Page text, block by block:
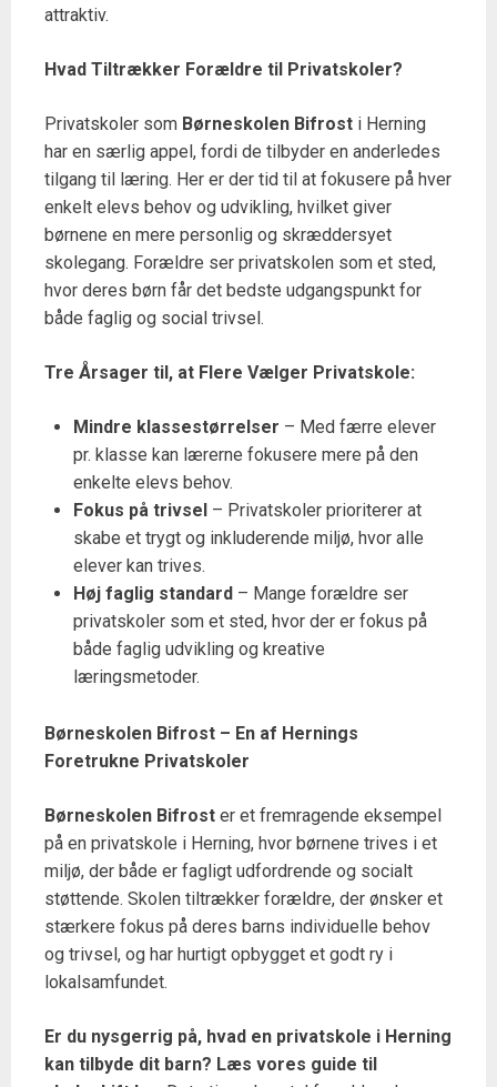
attraktiv.
Hvad Tiltrækker Forældre til Privatskoler?
Privatskoler som Børneskolen Bifrost i Herning
har en særlig appel, fordi de tilbyder en anderledes
tilgang til læring. Her er der tid til at fokusere på hver
enkelt elevs behov og udvikling, hvilket giver
børnene en mere personlig og skræddersyet
skolegang. Forældre ser privatskolen som et sted,
hvor deres børn får det bedste udgangspunkt for
både faglig og social trivsel.
Tre Årsager til, at Flere Vælger Privatskole:
Mindre klassestørrelser – Med færre elever
pr. klasse kan lærerne fokusere mere på den
enkelte elevs behov.
Fokus på trivsel – Privatskoler prioriterer at
skabe et trygt og inkluderende miljø, hvor alle
elever kan trives.
Høj faglig standard – Mange forældre ser
privatskoler som et sted, hvor der er fokus på
både faglig udvikling og kreative
læringsmetoder.
Børneskolen Bifrost – En af Hernings
Foretrukne Privatskoler
Børneskolen Bifrost er et fremragende eksempel
på en privatskole i Herning, hvor børnene trives i et
miljø, der både er fagligt udfordrende og socialt
støttende. Skolen tiltrækker forældre, der ønsker et
stærkere fokus på deres barns individuelle behov
og trivsel, og har hurtigt opbygget et godt ry i
lokalsamfundet.
Er du nysgerrig på, hvad en privatskole i Herning
kan tilbyde dit barn? Læs vores guide til